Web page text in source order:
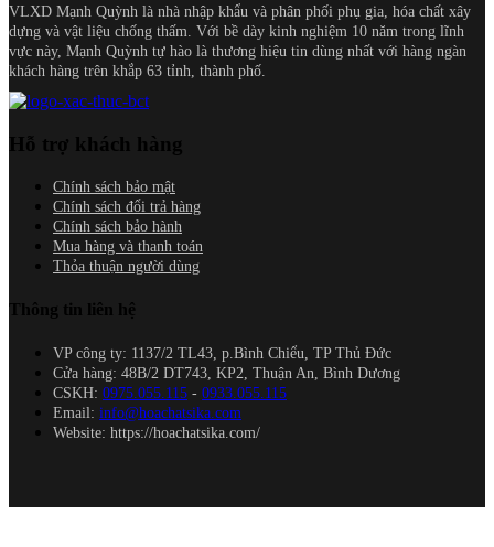
VLXD Mạnh Quỳnh là nhà nhập khẩu và phân phối phụ gia, hóa chất xây
dựng và vật liệu chống thấm. Với bề dày kinh nghiệm 10 năm trong lĩnh
vực này, Mạnh Quỳnh tự hào là thương hiệu tin dùng nhất với hàng ngàn
khách hàng trên khắp 63 tỉnh, thành phố.
Hỗ trợ khách hàng
Chính sách bảo mật
Chính sách đổi trả hàng
Chính sách bảo hành
Mua hàng và thanh toán
Thỏa thuận người dùng
Thông tin liên hệ
VP công ty: 1137/2 TL43, p.Bình Chiểu, TP Thủ Đức
Cửa hàng: 48B/2 DT743, KP2, Thuận An, Bình Dương
CSKH: 0975.055.115 - 0933.055.115
Email: info@hoachatsika.com
Website: https://hoachatsika.com/